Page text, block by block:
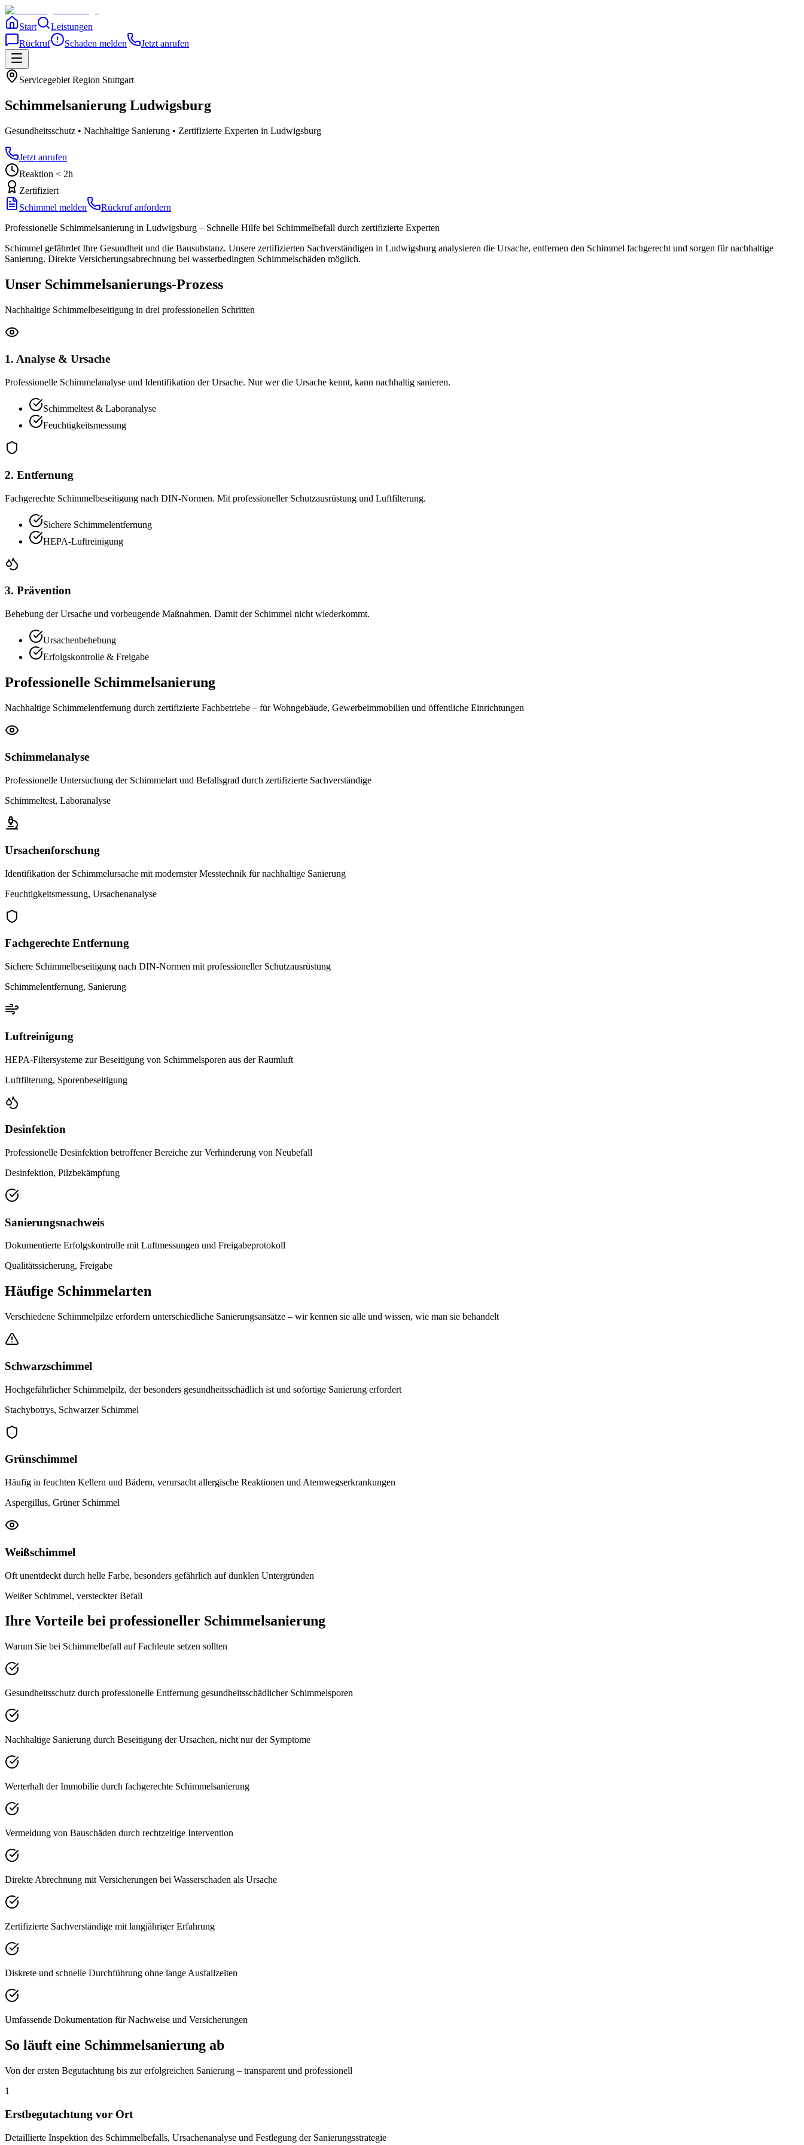
Start
Leistungen
Rückruf
Schaden melden Jetzt anrufen
Servicegebiet Region Stuttgart
Schimmelsanierung Ludwigsburg
Gesundheitsschutz • Nachhaltige Sanierung • Zertifizierte Experten in Ludwigsburg
Jetzt anrufen
Reaktion < 2h
Zertifiziert
Schimmel melden
Rückruf anfordern
Professionelle Schimmelsanierung in Ludwigsburg – Schnelle Hilfe bei Schimmelbefall durch zertifizierte Experten
Schimmel gefährdet Ihre Gesundheit und die Bausubstanz. Unsere zertifizierten Sachverständigen in Ludwigsburg analysieren die Ursache, entfernen den Schimmel fachgerecht und sorgen für nachhaltige
Sanierung. Direkte Versicherungsabrechnung bei wasserbedingten Schimmelschäden möglich.
Unser Schimmelsanierungs-Prozess
Nachhaltige Schimmelbeseitigung in drei professionellen Schritten
1. Analyse & Ursache
Professionelle Schimmelanalyse und Identifikation der Ursache. Nur wer die Ursache kennt, kann nachhaltig sanieren.
Schimmeltest & Laboranalyse
Feuchtigkeitsmessung
2. Entfernung
Fachgerechte Schimmelbeseitigung nach DIN-Normen. Mit professioneller Schutzausrüstung und Luftfilterung.
Sichere Schimmelentfernung
HEPA-Luftreinigung
3. Prävention
Behebung der Ursache und vorbeugende Maßnahmen. Damit der Schimmel nicht wiederkommt.
Ursachenbehebung
Erfolgskontrolle & Freigabe
Professionelle Schimmelsanierung
Nachhaltige Schimmelentfernung durch zertifizierte Fachbetriebe – für Wohngebäude, Gewerbeimmobilien und öffentliche Einrichtungen
Schimmelanalyse
Professionelle Untersuchung der Schimmelart und Befallsgrad durch zertifizierte Sachverständige
Schimmeltest, Laboranalyse
Ursachenforschung
Identifikation der Schimmelursache mit modernster Messtechnik für nachhaltige Sanierung
Feuchtigkeitsmessung, Ursachenanalyse
Fachgerechte Entfernung
Sichere Schimmelbeseitigung nach DIN-Normen mit professioneller Schutzausrüstung
Schimmelentfernung, Sanierung
Luftreinigung
HEPA-Filtersysteme zur Beseitigung von Schimmelsporen aus der Raumluft
Luftfilterung, Sporenbeseitigung
Desinfektion
Professionelle Desinfektion betroffener Bereiche zur Verhinderung von Neubefall
Desinfektion, Pilzbekämpfung
Sanierungsnachweis
Dokumentierte Erfolgskontrolle mit Luftmessungen und Freigabeprotokoll
Qualitätssicherung, Freigabe
Häufige Schimmelarten
Verschiedene Schimmelpilze erfordern unterschiedliche Sanierungsansätze – wir kennen sie alle und wissen, wie man sie behandelt
Schwarzschimmel
Hochgefährlicher Schimmelpilz, der besonders gesundheitsschädlich ist und sofortige Sanierung erfordert
Stachybotrys, Schwarzer Schimmel
Grünschimmel
Häufig in feuchten Kellern und Bädern, verursacht allergische Reaktionen und Atemwegserkrankungen
Aspergillus, Grüner Schimmel
Weißschimmel
Oft unentdeckt durch helle Farbe, besonders gefährlich auf dunklen Untergründen
Weißer Schimmel, versteckter Befall
Ihre Vorteile bei professioneller Schimmelsanierung
Warum Sie bei Schimmelbefall auf Fachleute setzen sollten
Gesundheitsschutz durch professionelle Entfernung gesundheitsschädlicher Schimmelsporen
Nachhaltige Sanierung durch Beseitigung der Ursachen, nicht nur der Symptome
Werterhalt der Immobilie durch fachgerechte Schimmelsanierung
Vermeidung von Bauschäden durch rechtzeitige Intervention
Direkte Abrechnung mit Versicherungen bei Wasserschaden als Ursache
Zertifizierte Sachverständige mit langjähriger Erfahrung
Diskrete und schnelle Durchführung ohne lange Ausfallzeiten
Umfassende Dokumentation für Nachweise und Versicherungen
So läuft eine Schimmelsanierung ab
Von der ersten Begutachtung bis zur erfolgreichen Sanierung – transparent und professionell
1
Erstbegutachtung vor Ort
Detaillierte Inspektion des Schimmelbefalls, Ursachenanalyse und Festlegung der Sanierungsstrategie